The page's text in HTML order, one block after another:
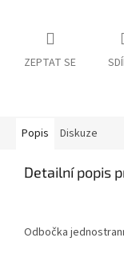
ZEPTAT SE
Popis Diskuze
Detailní popis
Odbočka